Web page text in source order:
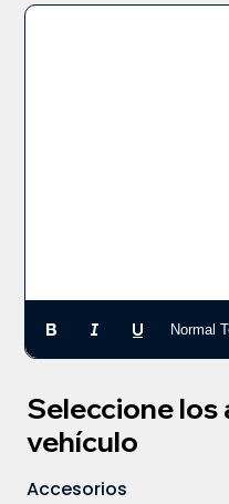
Normal
Seleccione los
vehículo
Accesorios